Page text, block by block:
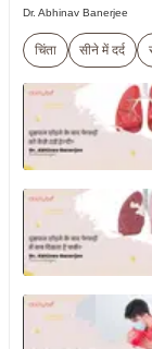
Dr. Abhinav Banerjee
चिंता सीने में दर्द